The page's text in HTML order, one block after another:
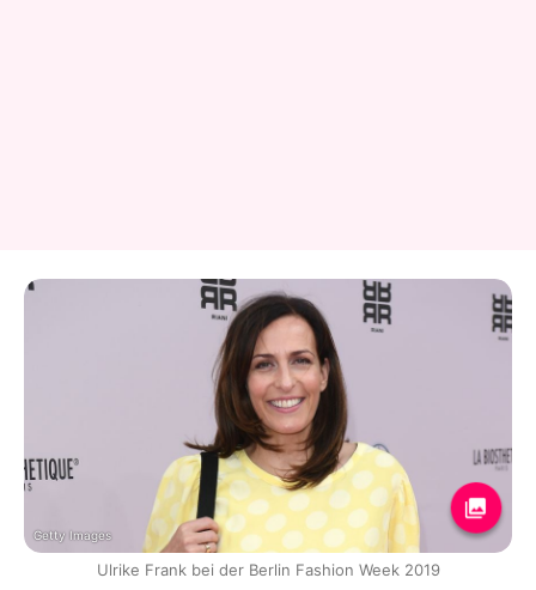
Getty Images
Ulrike Frank bei der Berlin Fashion Week 2019